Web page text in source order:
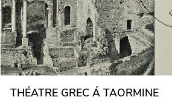
THÉATRE GREC Á TAORMINE